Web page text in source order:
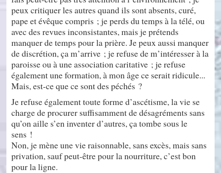
peux critiquer les autres quand ils sont absents, curé,
pape et évêque compris ; je perds du temps à la télé, ou
avec des revues inconsistantes, mais je prétends
manquer de temps pour la prière. Je peux aussi manquer
de discrétion, ça m’arrive ; je refuse de m’intéresser à la
paroisse ou à une association caritative ; je refuse
également une formation, à mon âge ce serait ridicule...
Mais, est-ce que ce sont des péchés ?
Je refuse également toute forme d’ascétisme, la vie se
charge de procurer suffisamment de désagréments sans
qu’on aille s’en inventer d’autres, ça tombe sous le
sens !
Non, je mène une vie raisonnable, sans excès, mais sans
privation, sauf peut-être pour la nourriture, c’est bon
pour la ligne.